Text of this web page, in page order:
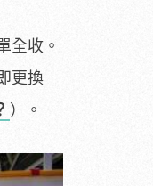
全收。
更換
）。